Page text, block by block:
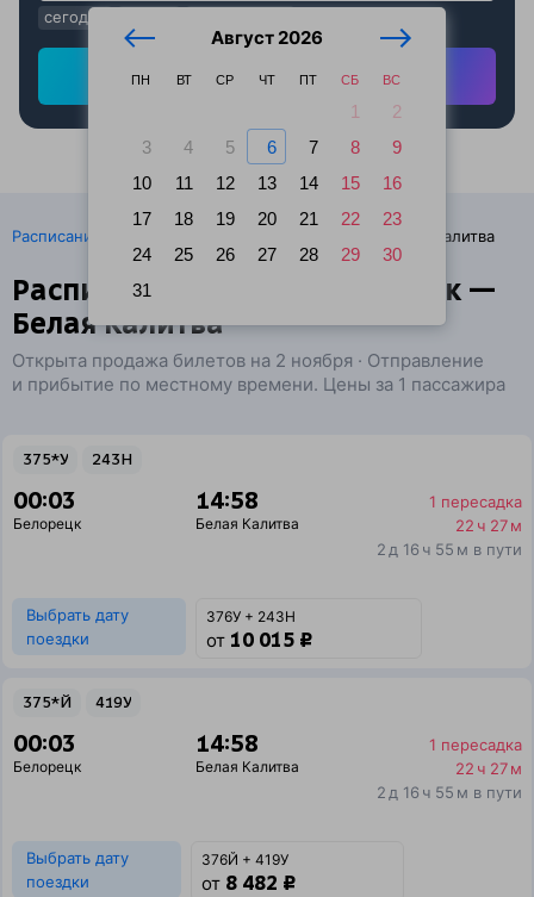
Август 2026
ПН ВТ СР ЧТ ПТ СБ ВС
1
2
3
4 5 6 7 8
9
10
11 12 13 14 15
16
17
18 19 20 21 22
23
24
25 26 27 28 29
30
31
сегодня
Найти ж/д билеты
Расписание поездов Ж/д билеты Белорецк → Белая Калитва
Расписание поездов Белорецк —
Белая Калитва
Открыта продажа билетов на 2 ноября · Отправление
и прибытие по местному времени. Цены за 1 пассажира
375*У 243Н
00:03
Белорецк
14:58
Белая Калитва
1 пересадка
22 ч 27 м
2 д 16 ч 55 м в пути
Выбрать дату
поездки
376У + 243Н
от 10 015 ₽
375*Й 419У
00:03
Белорецк
14:58
Белая Калитва
1 пересадка
22 ч 27 м
2 д 16 ч 55 м в пути
Выбрать дату
поездки
376Й + 419У
от 8 482 ₽